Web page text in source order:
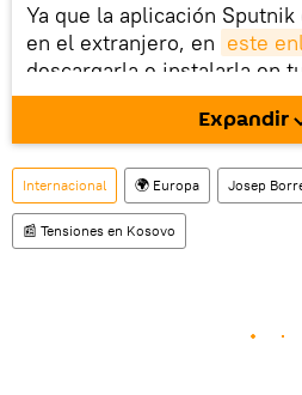
Ya que la aplicación Sputnik
en el extranjero, en este
descargarla e instalarla en
móvil (¡solo para Android!).
También tenemos una
social rusa VK .
Expandir
Internacional 🌍 Europa Josep
📰 Tensiones en Kosovo